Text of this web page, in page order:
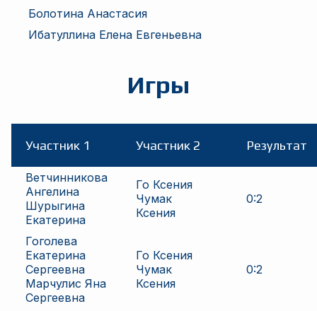
Болотина Анастасия
Ибатуллина Елена Евгеньевна
Игры
Участник 1 Участник 2 Результат
Ветчинникова
Ангелина
Шурыгина
Екатерина
Го Ксения
Чумак
Ксения
0:2
Гоголева
Екатерина
Сергеевна
Марчулис Яна
Сергеевна
Го Ксения
Чумак
Ксения
0:2